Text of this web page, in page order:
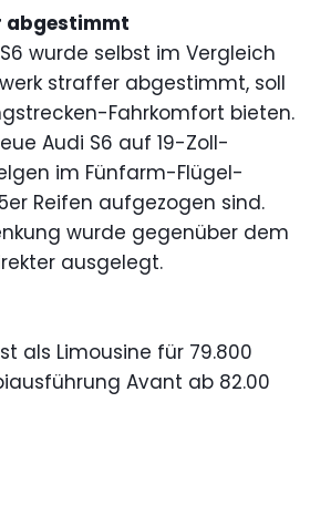
abgestimmt
wurde selbst im Vergleich
straffer abgestimmt, soll
Fahrkomfort bieten.
Audi S6 auf 19-Zoll-
im Fünfarm-Flügel-
Reifen aufgezogen sind.
wurde gegenüber dem
ausgelegt.
als Limousine für 79.800
Avant ab 82.00